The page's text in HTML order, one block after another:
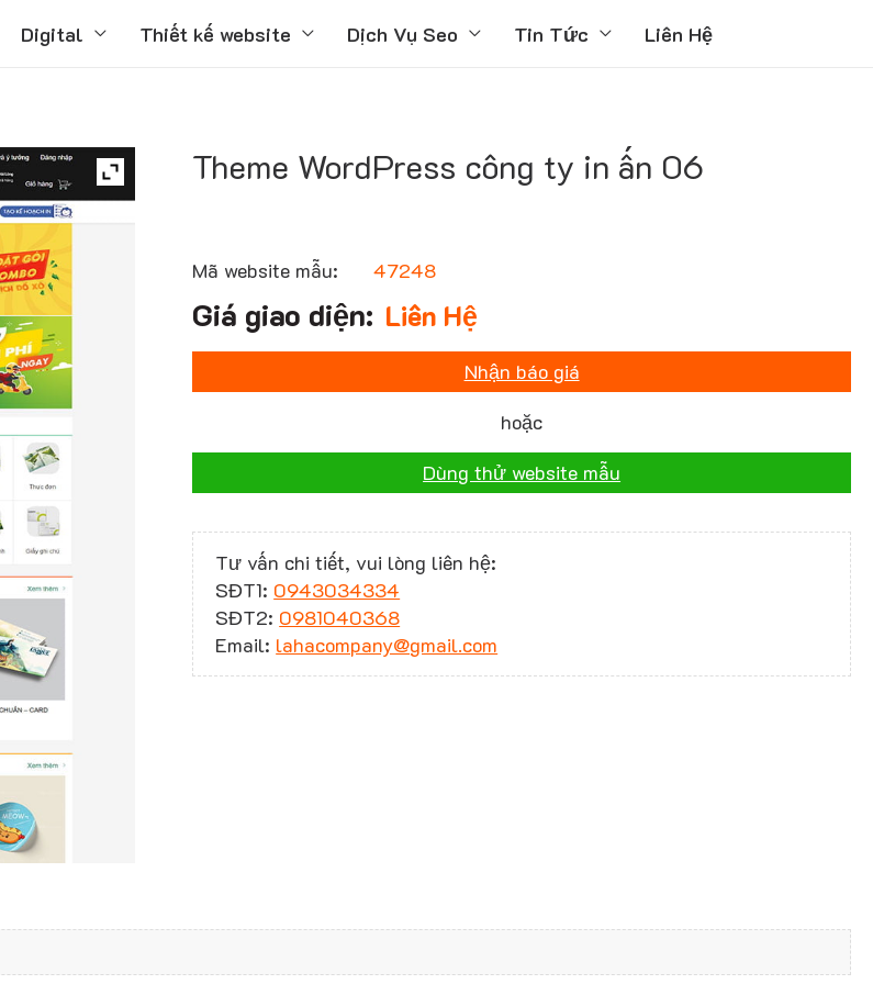
Digital Thiết kế website Dịch Vụ Seo Tin Tức Liên Hệ
Theme WordPress công ty in ấn 06
Mã website mẫu: 47248
Liên Hệ
Nhận báo giá
hoặc
Dùng thử website mẫu
Tư vấn chi tiết, vui lòng liên hệ:
SĐT1: 0943034334
SĐT2: 0981040368
Email: lahacompany@gmail.com